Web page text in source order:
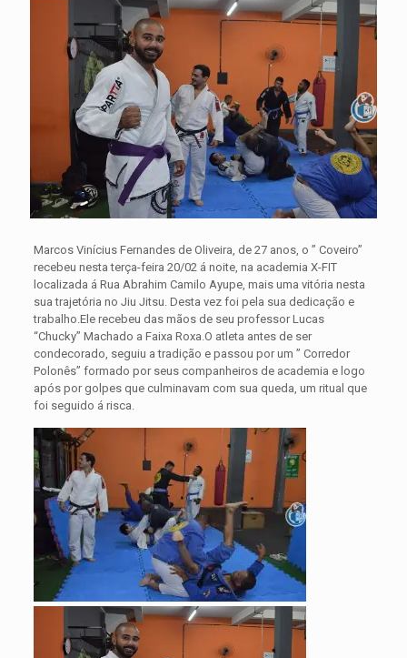
Marcos Vinícius Fernandes de Oliveira, de 27 anos, o ” Coveiro”
recebeu nesta terça-feira 20/02 á noite, na academia X-FIT
localizada á Rua Abrahim Camilo Ayupe, mais uma vitória nesta
sua trajetória no Jiu Jitsu. Desta vez foi pela sua dedicação e
trabalho.Ele recebeu das mãos de seu professor Lucas
“Chucky” Machado a Faixa Roxa.O atleta antes de ser
condecorado, seguiu a tradição e passou por um ” Corredor
Polonês” formado por seus companheiros de academia e logo
após por golpes que culminavam com sua queda, um ritual que
foi seguido á risca.